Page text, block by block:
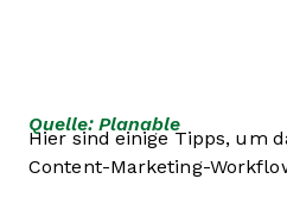
Quelle: Planable
Hier sind einige Tipps, um
Content-Marketing-